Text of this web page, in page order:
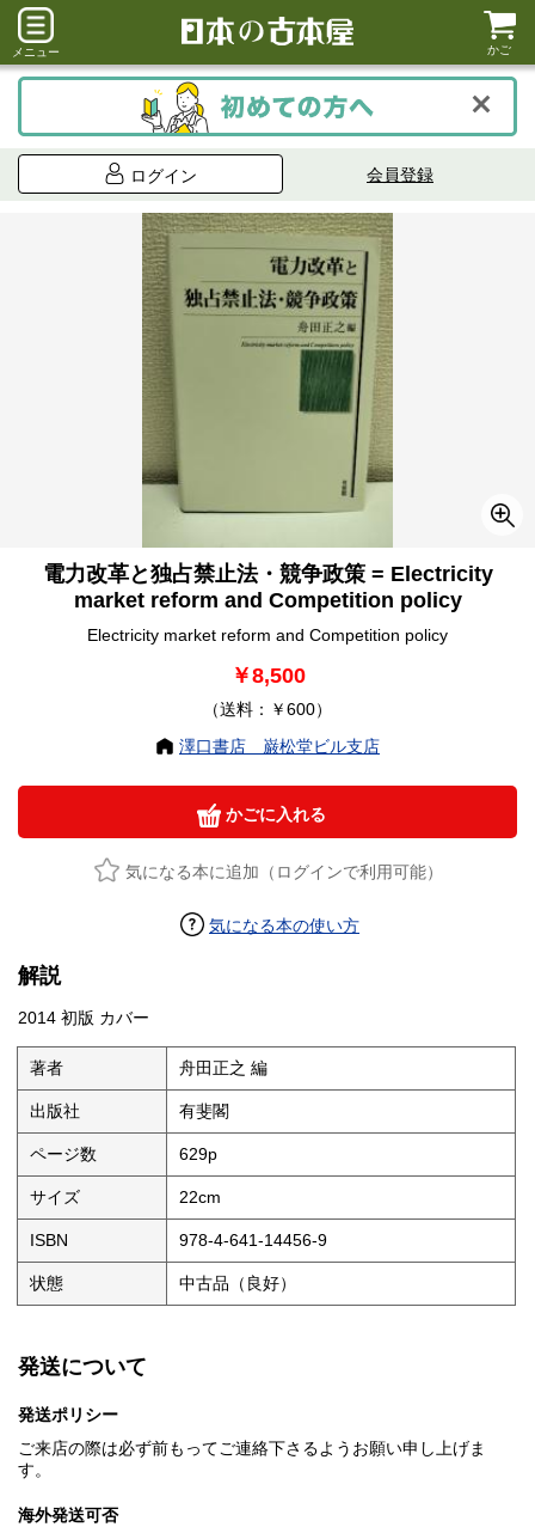
メニュー かご
ログイン 会員登録
電力改革と独占禁止法・競争政策 = Electricity
market reform and Competition policy
Electricity market reform and Competition policy
￥8,500
（送料：￥600）
澤口書店 巌松堂ビル支店
かごに入れる
気になる本に追加（ログインで利用可能）
気になる本の使い方
解説
2014 初版 カバー
著者 舟田正之 編
出版社 有斐閣
ページ数 629p
サイズ 22cm
ISBN 978-4-641-14456-9
状態 中古品（良好）
発送について
発送ポリシー
ご来店の際は必ず前もってご連絡下さるようお願い申し上げま
す。
海外発送可否